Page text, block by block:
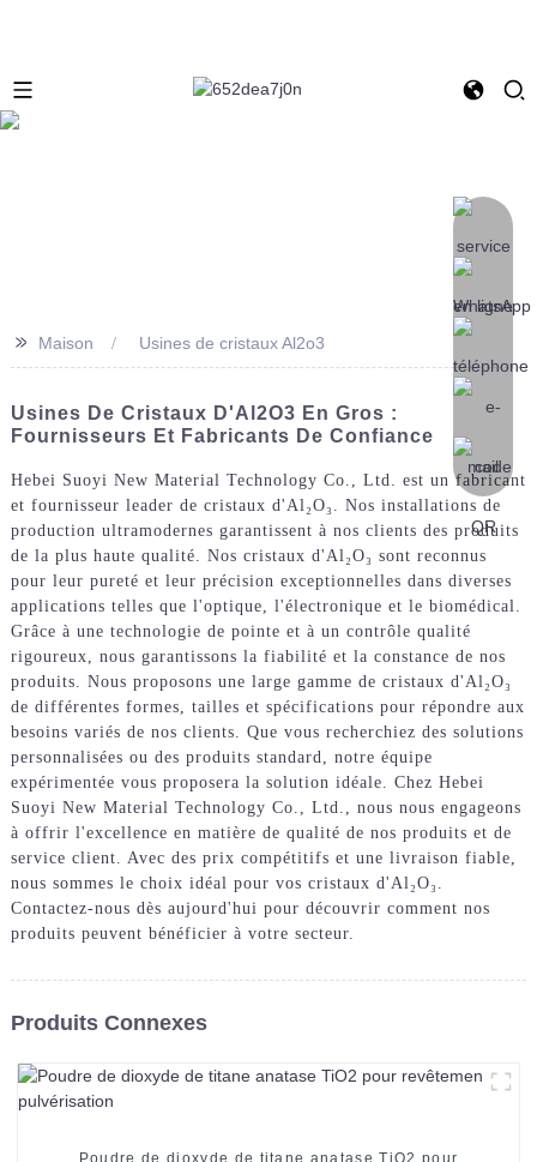
>> Maison Usines de cristaux Al2o3
Usines De Cristaux D'Al2O3 En Gros :
Fournisseurs Et Fabricants De Confiance
Hebei Suoyi New Material Technology Co., Ltd. est un fabricant
et fournisseur leader de cristaux d'Al₂O₃. Nos installations de
production ultramodernes garantissent à nos clients des produits
de la plus haute qualité. Nos cristaux d'Al₂O₃ sont reconnus
pour leur pureté et leur précision exceptionnelles dans diverses
applications telles que l'optique, l'électronique et le biomédical.
Grâce à une technologie de pointe et à un contrôle qualité
rigoureux, nous garantissons la fiabilité et la constance de nos
produits. Nous proposons une large gamme de cristaux d'Al₂O₃
de différentes formes, tailles et spécifications pour répondre aux
besoins variés de nos clients. Que vous recherchiez des solutions
personnalisées ou des produits standard, notre équipe
expérimentée vous proposera la solution idéale. Chez Hebei
Suoyi New Material Technology Co., Ltd., nous nous engageons
à offrir l'excellence en matière de qualité de nos produits et de
service client. Avec des prix compétitifs et une livraison fiable,
nous sommes le choix idéal pour vos cristaux d'Al₂O₃.
Contactez-nous dès aujourd'hui pour découvrir comment nos
produits peuvent bénéficier à votre secteur.
Produits Connexes
Poudre de dioxyde de titane anatase TiO2 pour